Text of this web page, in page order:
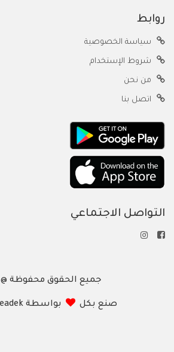
روابط
سياسة الخصوصية
شروط الإستخدام
من نحن
اتصل بنا
التواصل الاجتماعي
جميع الحقوق محفوظة @ 2026
صنع بكل بواسطة Salah itkeadek